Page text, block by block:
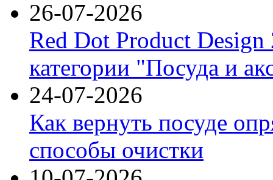
26-07-2026
Red Dot Product Design
категории "Посуда и
24-07-2026
Как вернуть посуде
способы очистки